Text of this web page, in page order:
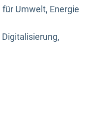
Umwelt, Energie